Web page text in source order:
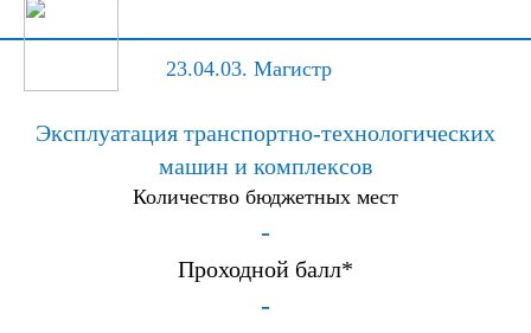
23.04.03. Магистр
Эксплуатация транспортно-технологических
машин и комплексов
Количество бюджетных мест
-
Проходной балл*
-